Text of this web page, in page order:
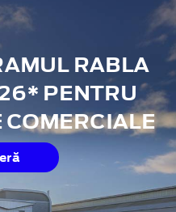
RABLA
PENTRU